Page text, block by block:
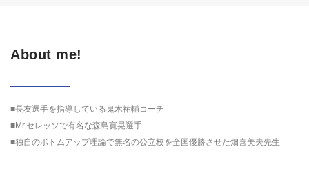
About me!
■長友選手を指導している鬼木祐輔コーチ
■Mr.セレッソで有名な森島寛晃選手
■独自のボトムアップ理論で無名の公立校を全国優勝させた畑喜美夫先生